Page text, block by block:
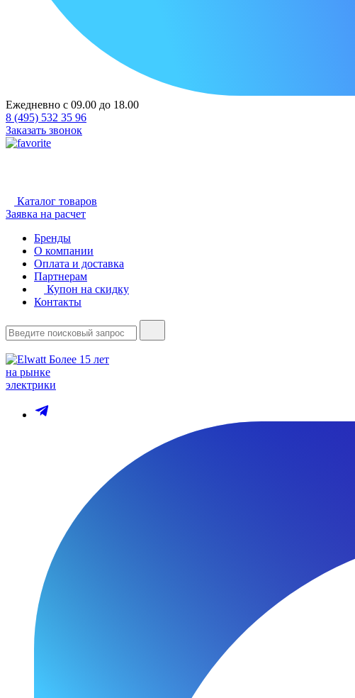
Ежедневно с 09.00 до 18.00
8 (495) 532 35 96
Заказать звонок
Каталог товаров
Заявка на расчет
Бренды
О компании
Оплата и доставка
Партнерам
Купон на скидку
Контакты
Более 15 лет
на рынке
электрики